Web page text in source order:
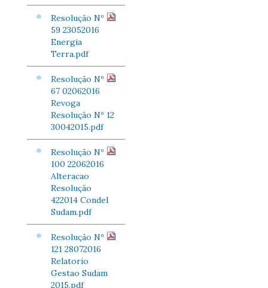
Resolução Nº
59 23052016
Energia
Terra.pdf
Resolução Nº
67 02062016
Revoga
Resolução Nº 12
30042015.pdf
Resolução Nº
100 22062016
Alteracao
Resolução
422014 Condel
Sudam.pdf
Resolução Nº
121 28072016
Relatorio
Gestao Sudam
2015.pdf